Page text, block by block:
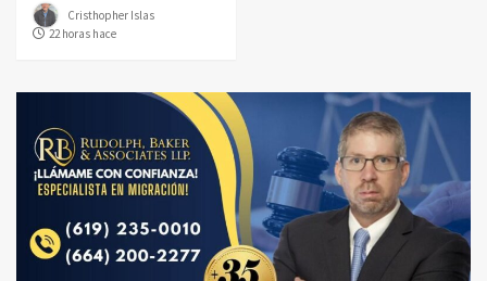
Cristhopher Islas
22 horas hace